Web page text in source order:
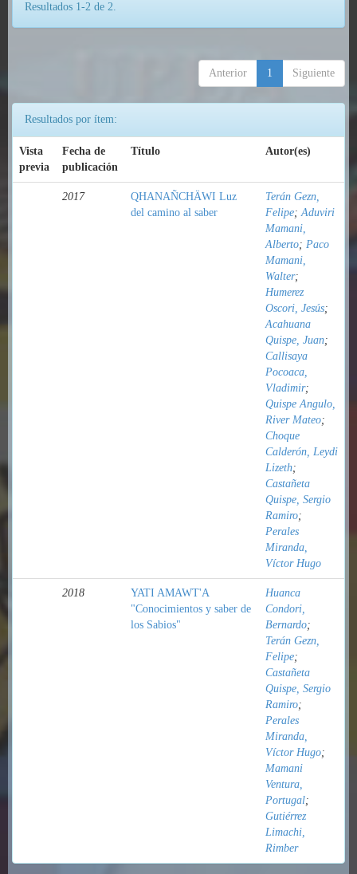
Resultados 1-2 de 2.
Anterior 1 Siguiente
Resultados por ítem:
Vista
previa
Fecha de
publicación
Título Autor(es)
2017
QHANAÑCHÄWI Luz
del camino al saber
Terán Gezn,
Felipe;Aduviri
Mamani,
Alberto; Paco
Mamani,
Walter;
Humerez
Oscori, Jesús;
Acahuana
Quispe, Juan;
Callisaya
Pocoaca,
Vladimir;
Quispe Angulo,
River Mateo;
Choque
Calderón, Leydi
Lizeth;
Castañeta
Quispe, Sergio
Ramiro;
Perales
Miranda,
Víctor Hugo
2018
YATI AMAWT'A
"Conocimientos y saber de
los Sabios"
Huanca
Condori,
Bernardo;
Terán Gezn,
Felipe;
Castañeta
Quispe, Sergio
Ramiro;
Perales
Miranda,
Víctor Hugo;
Mamani
Ventura,
Portugal;
Gutiérrez
Limachi,
Rimber